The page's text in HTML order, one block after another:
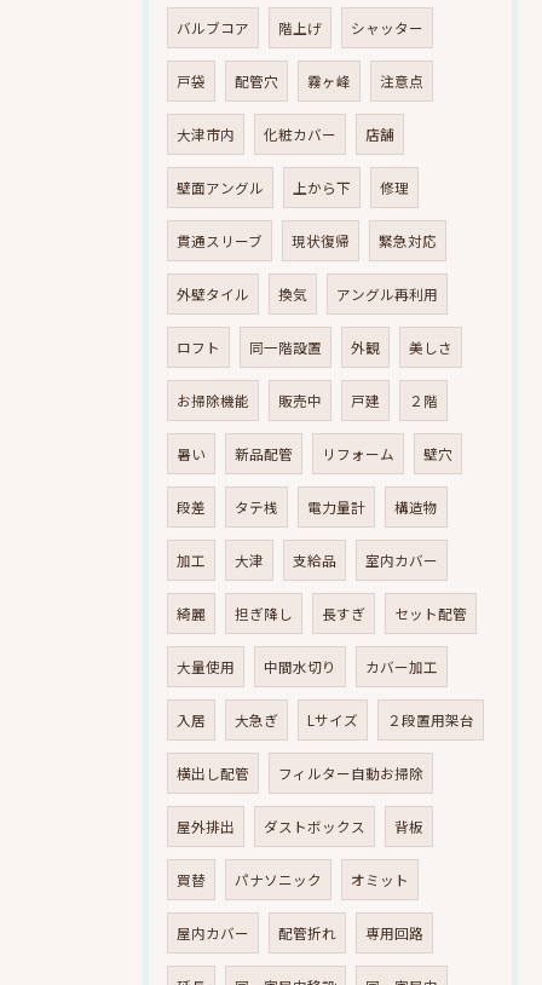
バルブコア 階上げ シャッター
戸袋 配管穴 霧ヶ峰 注意点
大津市内 化粧カバー 店舗
壁面アングル 上から下 修理
貫通スリーブ 現状復帰 緊急対応
外壁タイル 換気 アングル再利用
ロフト 同一階設置 外観 美しさ
お掃除機能 販売中 戸建 ２階
暑い 新品配管 リフォーム 壁穴
段差 タテ桟 電力量計 構造物
加工 大津 支給品 室内カバー
綺麗 担ぎ降し 長すぎ セット配管
大量使用 中間水切り カバー加工
入居 大急ぎ Lサイズ ２段置用架台
横出し配管 フィルター自動お掃除
屋外排出 ダストボックス 背板
買替 パナソニック オミット
屋内カバー 配管折れ 専用回路